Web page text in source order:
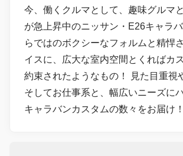
今、働くクルマとして、趣味グルマ
が急上昇中のニッサン・E26キャラ
らではのボクシーなフォルムと精悍
イスに、広大な室内空間とくればカ
約束されたようなもの！ 見た目重視
そしてお仕事系と、幅広いニーズに
キャラバンカスタムの数々をお届け！